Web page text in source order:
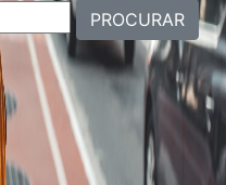
PROCURAR